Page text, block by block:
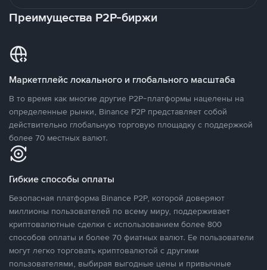
Преимущества P2P-биржи
Маркетплейс локального и глобального масштаба
В то время как многие другие P2P-платформы нацелены на
определенные рынки, Binance P2P представляет собой
действительно глобальную торговую площадку с поддержкой
более 70 местных валют.
Гибкие способы оплаты
Безопасная платформа Binance P2P, которой доверяют
миллионы пользователей по всему миру, поддерживает
криптовалютные сделки с использованием более 800
способов оплаты и более 70 фиатных валют. Ее пользователи
могут легко торговать криптовалютой с другими
пользователями, выбирая выгодные цены и привычные